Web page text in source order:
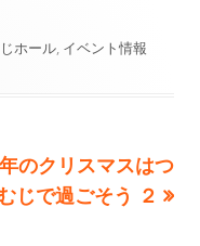
ホール, イベント情報
のクリスマスはつ
じで過ごそう ２